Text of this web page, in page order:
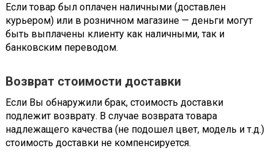
Если товар был оплачен наличными (доставлен
курьером) или в розничном магазине — деньги могут
быть выплачены клиенту как наличными, так и
банковским переводом.
Возврат стоимости доставки
Если Вы обнаружили брак, стоимость доставки
подлежит возврату. В случае возврата товара
надлежащего качества (не подошел цвет, модель и т.д.)
стоимость доставки не компенсируется.